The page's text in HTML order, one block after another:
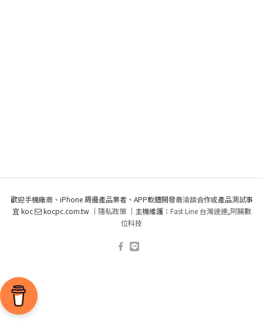
歡迎手機廠商、iPhone 周邊產品業者、APP軟體開發商洽談合作或產品測試事
宜 koc
kocpc.com.tw ｜ 隱私政策｜主機維護： Fast Line 台灣速連,阿腸數
位科技